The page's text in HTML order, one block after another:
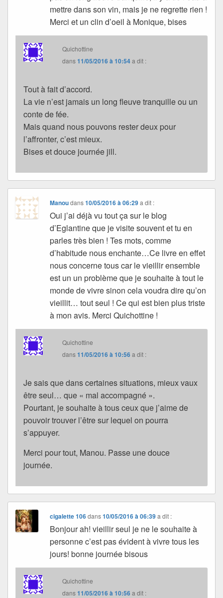
mettre dans son vin, mais je ne regrette rien !
Merci et un clin d’oeil à Monique, bises
Quichottine
dans11/05/2016 à 10:54a dit :
Tout à fait d’accord.
La vie n’est jamais un long fleuve tranquille ou un
conte de fée.
Mais quand nous pouvons rester deux pour
l’affronter, c’est mieux.
Bises et douce journée jill.
Manoudans10/05/2016 à 06:29 a dit :
Oui j’ai déjà vu tout ça sur le blog
d’Eglantine que je visite souvent et tu en
parles très bien ! Tes mots, comme
d’habitude nous enchante…Ce livre en effet
nous concerne tous car le vieillir ensemble
est un un problème que je souhaite à tout le
monde de vivre sinon cela voudra dire qu’on
vieillit… tout seul ! Ce qui est bien plus triste
à mon avis. Merci Quichottine !
Quichottine
dans11/05/2016 à 10:56a dit :
Je sais que dans certaines situations, mieux vaux
être seul… que « mal accompagné ».
Pourtant, je souhaite à tous ceux que j’aime de
pouvoir trouver l’être sur lequel on pourra
s’appuyer.
Merci pour tout, Manou. Passe une douce
journée.
cigalette 106dans10/05/2016 à 06:39 a dit :
Bonjour ah! vieillir seul je ne le souhaite à
personne c’est pas évident à vivre tous les
jours! bonne journée bisous
Quichottine
dans11/05/2016 à 10:56a dit :